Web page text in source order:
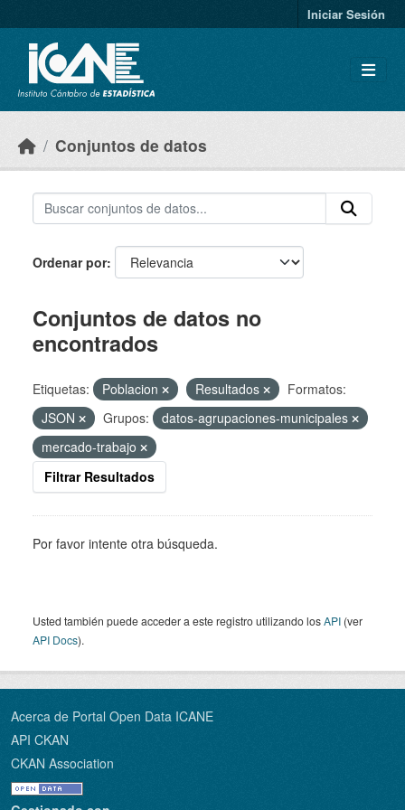
Iniciar Sesión
Conjuntos de datos
Ordenar por
Conjuntos de datos no
encontrados
Etiquetas: Poblacion Resultados
Formatos:
JSON
Grupos:
datos-agrupaciones-municipales
mercado-trabajo
Filtrar Resultados
Por favor intente otra búsqueda.
Usted también puede acceder a este registro utilizando losAPI (ver
API Docs).
Acerca de Portal Open Data ICANE
API CKAN
CKAN Association